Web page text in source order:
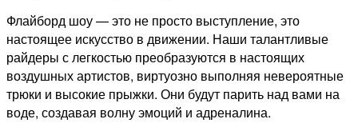
Флайборд шоу — это не просто выступление, это
настоящее искусство в движении. Наши талантливые
райдеры с легкостью преобразуются в настоящих
воздушных артистов, виртуозно выполняя невероятные
трюки и высокие прыжки. Они будут парить над вами на
воде, создавая волну эмоций и адреналина.